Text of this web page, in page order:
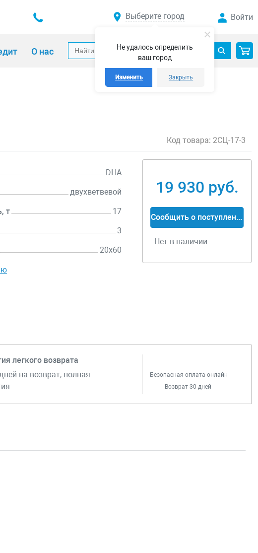
Не удалось определить
ваш город
Изменить Закрыть
Выберите город Войти
О нас
Код товара: 2СЦ-17-3
DHA
двухветвевой
т 17
3
20х60
19 930 руб.
Сообщить о поступлении
Нет в наличии
легкого возврата
на возврат, полная
Безопасная оплата онлайн
Возврат 30 дней